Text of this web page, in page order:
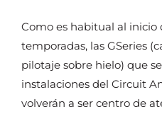
Como es habitual al inicio
temporadas, las GSeries
pilotaje sobre hielo) que
instalaciones del Circuit
volverán a ser centro de